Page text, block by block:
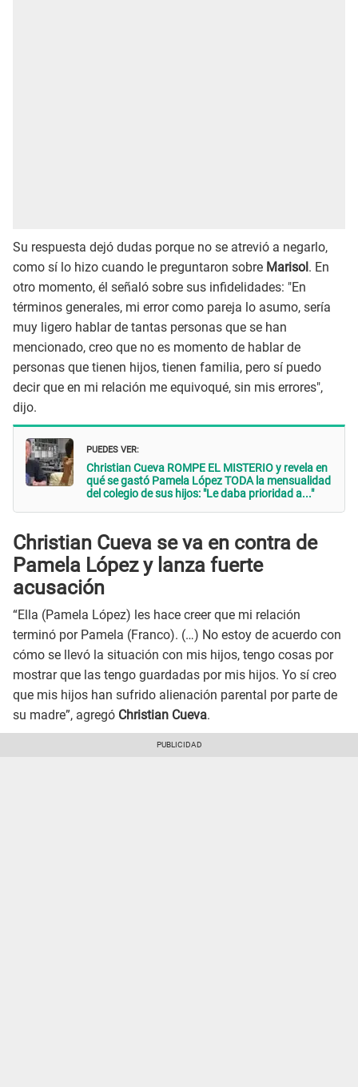
Su respuesta dejó dudas porque no se atrevió a negarlo,
como sí lo hizo cuando le preguntaron sobre Marisol. En
otro momento, él señaló sobre sus infidelidades: "En
términos generales, mi error como pareja lo asumo, sería
muy ligero hablar de tantas personas que se han
mencionado, creo que no es momento de hablar de
personas que tienen hijos, tienen familia, pero sí puedo
decir que en mi relación me equivoqué, sin mis errores",
dijo.
PUEDES VER:
Christian Cueva ROMPE EL MISTERIO y revela en
qué se gastó Pamela López TODA la mensualidad
del colegio de sus hijos: "Le daba prioridad a..."
Christian Cueva se va en contra de
Pamela López y lanza fuerte
acusación
“Ella (Pamela López) les hace creer que mi relación
terminó por Pamela (Franco). (…) No estoy de acuerdo con
cómo se llevó la situación con mis hijos, tengo cosas por
mostrar que las tengo guardadas por mis hijos. Yo sí creo
que mis hijos han sufrido alienación parental por parte de
su madre”, agregó Christian Cueva.